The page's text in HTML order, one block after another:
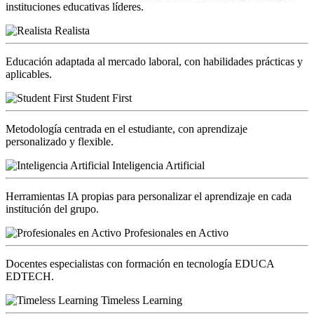
instituciones educativas líderes.
Realista
Educación adaptada al mercado laboral, con habilidades prácticas y
aplicables.
Student First
Metodología centrada en el estudiante, con aprendizaje
personalizado y flexible.
Inteligencia Artificial
Herramientas IA propias para personalizar el aprendizaje en cada
institución del grupo.
Profesionales en Activo
Docentes especialistas con formación en tecnología EDUCA
EDTECH.
Timeless Learning